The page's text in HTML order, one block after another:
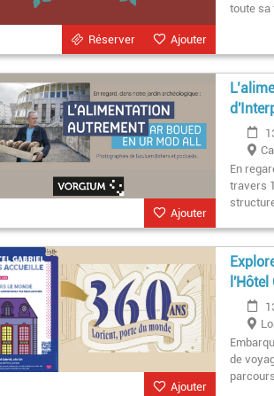
Ajouter
Réserver
toute sa
Ajouter
En
travers
Ajouter
de